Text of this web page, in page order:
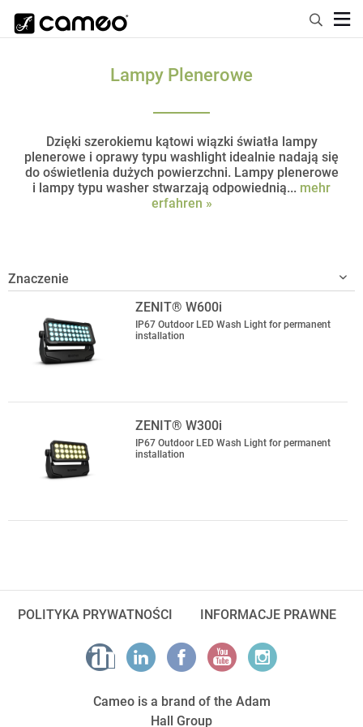
Lampy Plenerowe
Dzięki szerokiemu kątowi wiązki światła lampy
plenerowe i oprawy typu washlight idealnie nadają się
do oświetlenia dużych powierzchni. Lampy plenerowe
i lampy typu washer stwarzają odpowiednią... mehr
erfahren »
ZENIT® W600i
IP67 Outdoor LED Wash Light for permanent
installation
ZENIT® W300i
IP67 Outdoor LED Wash Light for permanent
installation
POLITYKA PRYWATNOŚCI INFORMACJE PRAWNE
Cameo is a brand of the Adam
Hall Group